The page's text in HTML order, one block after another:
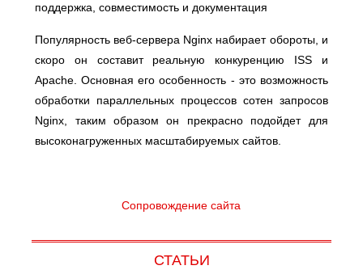
поддержка, совместимость и документация
Популярность веб-сервера Nginx набирает обороты, и
скоро он составит реальную конкуренцию ISS и
Apache. Основная его особенность - это возможность
обработки параллельных процессов сотен запросов
Nginx, таким образом он прекрасно подойдет для
высоконагруженных масштабируемых сайтов.
Сопровождение сайта
СТАТЬИ